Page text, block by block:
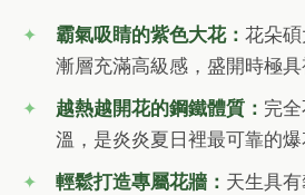
霸氣吸睛的紫色大花：花朵
漸層充滿高級感，盛開時極具
越熱越開花的鋼鐵體質： 完
溫，是炎炎夏日裡最可靠的爆
輕鬆打造專屬花牆： 天生具